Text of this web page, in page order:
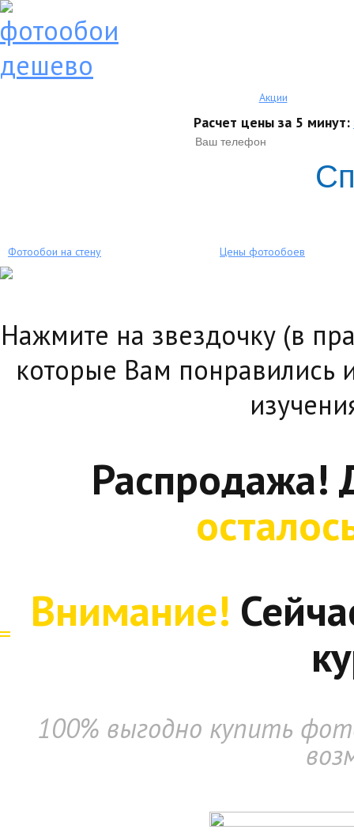
Акции
Расчет цены за 5 минут:
Фотообои на стену Цены фотообоев
Нажмите на звездочку (в
которые Вам понравились
Распродажа!
Внимание!
100% выгодно купить